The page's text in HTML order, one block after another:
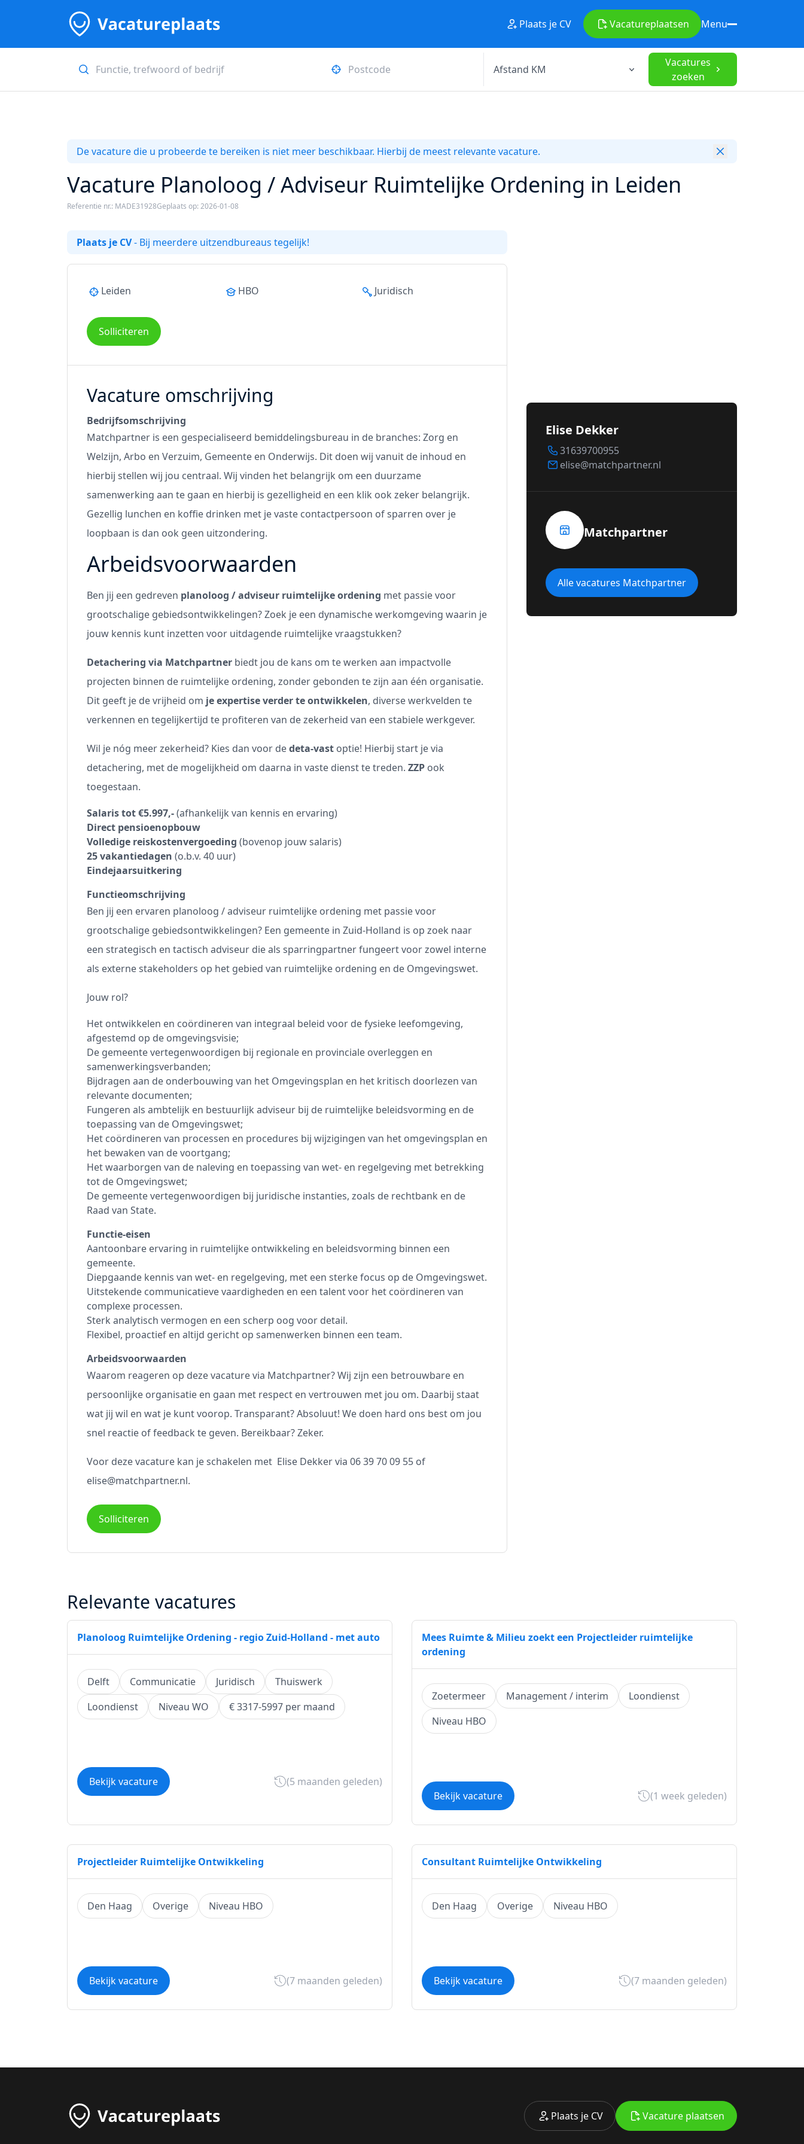
Plaats je CV Vacatureplaatsen Menu
Vacatures
zoeken
De vacature die u probeerde te bereiken is niet meer beschikbaar. Hierbij de meest relevante vacature.
Vacature Planoloog / Adviseur Ruimtelijke Ordening in Leiden
Referentie nr.: MADE31928Geplaats op: 2026-01-08
Plaats je CV- Bij meerdere uitzendbureaus tegelijk!
Leiden HBO Juridisch
Solliciteren
Vacature omschrijving
Bedrijfsomschrijving
Matchpartner is een gespecialiseerd bemiddelingsbureau in de branches: Zorg en
Welzijn, Arbo en Verzuim, Gemeente en Onderwijs. Dit doen wij vanuit de inhoud en
hierbij stellen wij jou centraal. Wij vinden het belangrijk om een duurzame
samenwerking aan te gaan en hierbij is gezelligheid en een klik ook zeker belangrijk.
Gezellig lunchen en koffie drinken met je vaste contactpersoon of sparren over je
loopbaan is dan ook geen uitzondering.
Arbeidsvoorwaarden
Ben jij een gedreven planoloog / adviseur ruimtelijke ordening met passie voor
grootschalige gebiedsontwikkelingen? Zoek je een dynamische werkomgeving waarin je
jouw kennis kunt inzetten voor uitdagende ruimtelijke vraagstukken?
Detachering via Matchpartner biedt jou de kans om te werken aan impactvolle
projecten binnen de ruimtelijke ordening, zonder gebonden te zijn aan één organisatie.
Dit geeft je de vrijheid om je expertise verder te ontwikkelen, diverse werkvelden te
verkennen en tegelijkertijd te profiteren van de zekerheid van een stabiele werkgever.
Wil je nóg meer zekerheid? Kies dan voor dedeta-vast optie! Hierbij start je via
detachering, met de mogelijkheid om daarna in vaste dienst te treden. ZZP ook
toegestaan.
Salaris tot €5.997,-(afhankelijk van kennis en ervaring)
Direct pensioenopbouw
Volledige reiskostenvergoeding (bovenop jouw salaris)
25 vakantiedagen (o.b.v. 40 uur)
Eindejaarsuitkering
Functieomschrijving
Ben jij een ervaren planoloog / adviseur ruimtelijke ordening met passie voor
grootschalige gebiedsontwikkelingen? Een gemeente in Zuid-Holland is op zoek naar
een strategisch en tactisch adviseur die als sparringpartner fungeert voor zowel interne
als externe stakeholders op het gebied van ruimtelijke ordening en de Omgevingswet.
Jouw rol?
Het ontwikkelen en coördineren van integraal beleid voor de fysieke leefomgeving,
afgestemd op de omgevingsvisie;
De gemeente vertegenwoordigen bij regionale en provinciale overleggen en
samenwerkingsverbanden;
Bijdragen aan de onderbouwing van het Omgevingsplan en het kritisch doorlezen van
relevante documenten;
Fungeren als ambtelijk en bestuurlijk adviseur bij de ruimtelijke beleidsvorming en de
toepassing van de Omgevingswet;
Het coördineren van processen en procedures bij wijzigingen van het omgevingsplan en
het bewaken van de voortgang;
Het waarborgen van de naleving en toepassing van wet- en regelgeving met betrekking
tot de Omgevingswet;
De gemeente vertegenwoordigen bij juridische instanties, zoals de rechtbank en de
Raad van State.
Functie-eisen
Aantoonbare ervaring in ruimtelijke ontwikkeling en beleidsvorming binnen een
gemeente.
Diepgaande kennis van wet- en regelgeving, met een sterke focus op de Omgevingswet.
Uitstekende communicatieve vaardigheden en een talent voor het coördineren van
complexe processen.
Sterk analytisch vermogen en een scherp oog voor detail.
Flexibel, proactief en altijd gericht op samenwerken binnen een team.
Arbeidsvoorwaarden
Waarom reageren op deze vacature via Matchpartner? Wij zijn een betrouwbare en
persoonlijke organisatie en gaan met respect en vertrouwen met jou om. Daarbij staat
wat jij wil en wat je kunt voorop. Transparant? Absoluut! We doen hard ons best om jou
snel reactie of feedback te geven. Bereikbaar? Zeker.
Voor deze vacature kan je schakelen met Elise Dekker via 06 39 70 09 55 of
elise@matchpartner.nl.
Solliciteren
Elise Dekker
31639700955
elise@matchpartner.nl
Matchpartner
Alle vacatures Matchpartner
Relevante vacatures
Planoloog Ruimtelijke Ordening - regio Zuid-Holland - met auto
Delft Communicatie Juridisch
Thuiswerk
Loondienst
Niveau WO € 3317-5997 per maand
Bekijk vacature (5 maanden geleden)
Mees Ruimte & Milieu zoekt een Projectleider ruimtelijke
ordening
Zoetermeer Management / interim
Loondienst
Niveau HBO
Bekijk vacature (1 week geleden)
Projectleider Ruimtelijke Ontwikkeling
Den Haag Overige Niveau HBO
Bekijk vacature (7 maanden geleden)
Consultant Ruimtelijke Ontwikkeling
Den Haag Overige Niveau HBO
Bekijk vacature (7 maanden geleden)
Plaats je CV Vacature plaatsen